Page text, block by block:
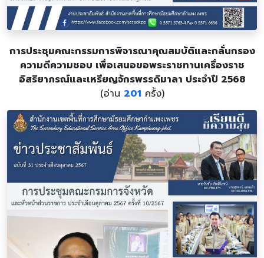
การประชุมคณะกรรมการพิจารณาคุณสมบัติและกลั่นกรอง
ความดีความชอบ เพื่อเสนอขอพระราชทานเครื่องราช
อิสริยาภรณ์และเหรียญจักรพรรดิมาลา ประจำปี 2568
(อ่าน 201 ครั้ง)